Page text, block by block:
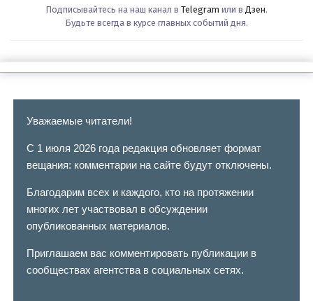
Подписывайтесь на наш канал в Telegram или в Дзен.
Будьте всегда в курсе главных событий дня.
Уважаемые читатели!
С 1 июля 2026 года редакция обновляет формат
вещания: комментарии на сайте будут отключены.
Благодарим всех и каждого, кто на протяжении
многих лет участвовал в обсуждении
опубликованных материалов.
Приглашаем вас комментировать публикации в
сообществах агентства в социальных сетях.